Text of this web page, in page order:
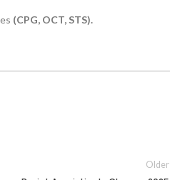
(CPG, OCT, STS).
Older